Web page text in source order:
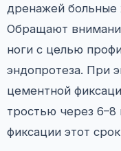
дренажей больные
Обращают
ноги с целью
эндопротеза. При
цементной
тростью через
фиксации этот